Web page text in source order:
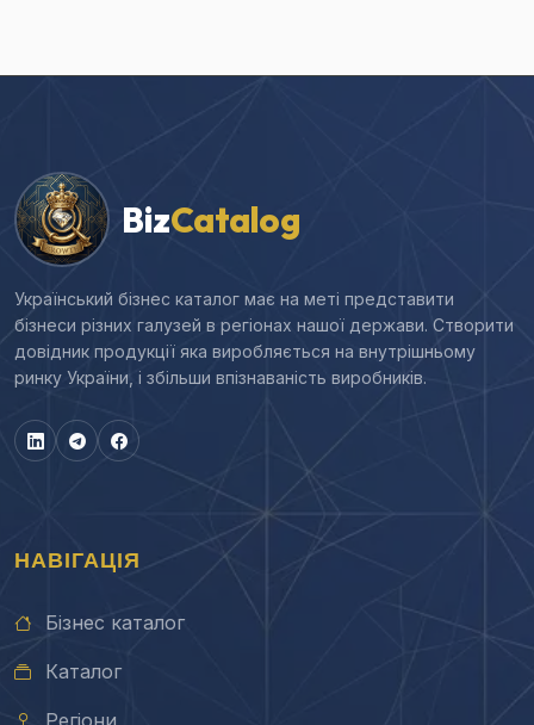
BizCatalog
Український бізнес каталог має на меті представити
бізнеси різних галузей в регіонах нашої держави. Створити
довідник продукції яка виробляється на внутрішньому
ринку України, і збільши впізнаваність виробників.
НАВІГАЦІЯ
Бізнес каталог
Каталог
Регіони